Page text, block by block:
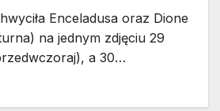
Enceladusa oraz Dione
na jednym zdjęciu 29
a 30…